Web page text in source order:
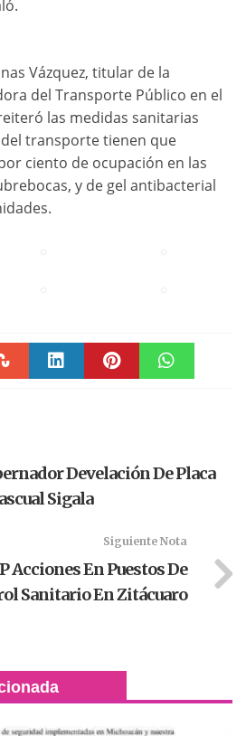
Vázquez, titular de la
del Transporte Público en el
las medidas sanitarias
transporte tienen que
ciento de ocupación en las
y de gel antibacterial
Develación De Placa
Sigala
Siguiente Nota
Acciones En Puestos De
Sanitario En Zitácuaro